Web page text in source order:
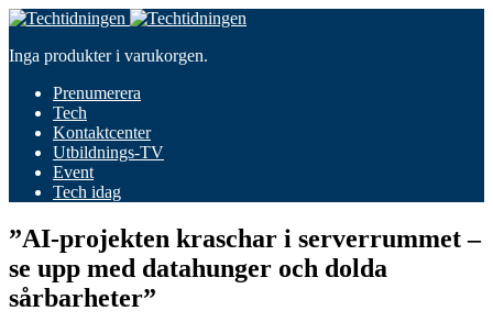
Inga produkter i varukorgen.
Prenumerera
Tech
Kontaktcenter
Utbildnings-TV
Event
Tech idag
”AI-projekten kraschar i serverrummet –
se upp med datahunger och dolda
sårbarheter”